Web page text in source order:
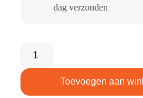
dag verzonden​
Toevoegen aan